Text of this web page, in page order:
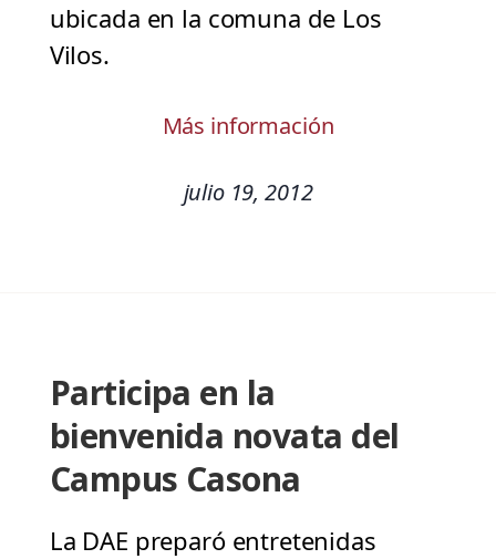
ubicada en la comuna de Los
Vilos.
Más información
julio 19, 2012
Participa en la
bienvenida novata del
Campus Casona
La DAE preparó entretenidas